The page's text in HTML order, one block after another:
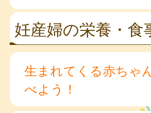
妊産婦の栄養・食
生まれてくる赤ちゃ
べよう！